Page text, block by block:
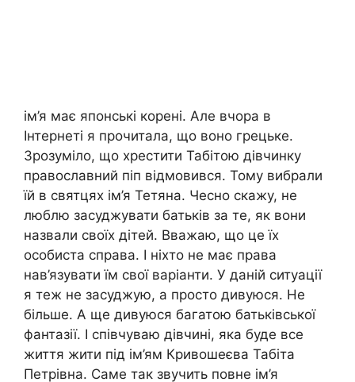
ім’я має японські корені. Але вчора в
Інтернеті я прочитала, що воно грецьке.
Зрозуміло, що хрестити Табітою дівчинку
православний піп відмовився. Тому вибрали
їй в святцях ім’я Тетяна. Чесно скажу, не
люблю засуджувати батьків за те, як вони
назвали своїх дітей. Вважаю, що це їх
особиста справа. І ніхто не має права
нав’язувати їм свої варіанти. У даній ситуації
я теж не засуджую, а просто дивуюся. Не
більше. А ще дивуюся багатою батьківської
фантазії. І співчуваю дівчині, яка буде все
життя жити під ім’ям Кривошеєва Табіта
Петрівна. Саме так звучить повне ім’я